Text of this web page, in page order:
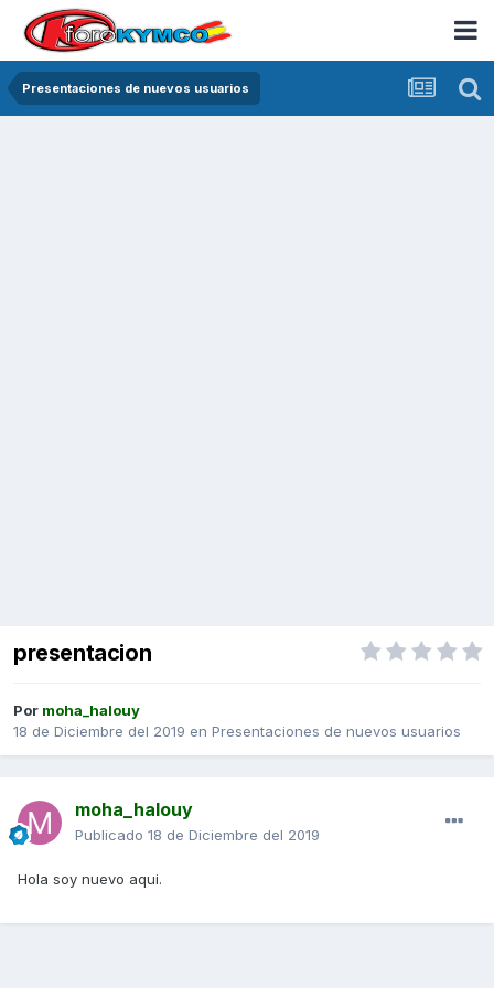
Presentaciones de nuevos usuarios
presentacion
Por moha_halouy
18 de Diciembre del 2019 en Presentaciones de nuevos usuarios
moha_halouy
Publicado 18 de Diciembre del 2019
Hola soy nuevo aqui.